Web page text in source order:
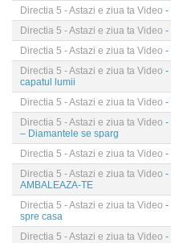
Directia 5 - Astazi e ziua ta Video -
Directia 5 - Astazi e ziua ta Video -
Directia 5 - Astazi e ziua ta Video -
Directia 5 - Astazi e ziua ta Video -
capatul lumii
Directia 5 - Astazi e ziua ta Video -
Directia 5 - Astazi e ziua ta Video -
– Diamantele se sparg
Directia 5 - Astazi e ziua ta Video -
Directia 5 - Astazi e ziua ta Video -
AMBALEAZA-TE
Directia 5 - Astazi e ziua ta Video -
spre casa
Directia 5 - Astazi e ziua ta Video -